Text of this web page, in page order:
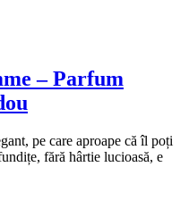
– Parfum
pe care aproape că îl poți
fără hârtie lucioasă, e